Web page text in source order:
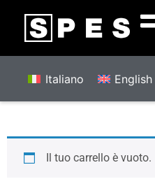
Italiano English
Il tuo carrello è vuoto.